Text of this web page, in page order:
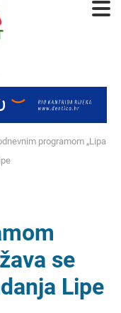
programom „Lipa
se
Lipe